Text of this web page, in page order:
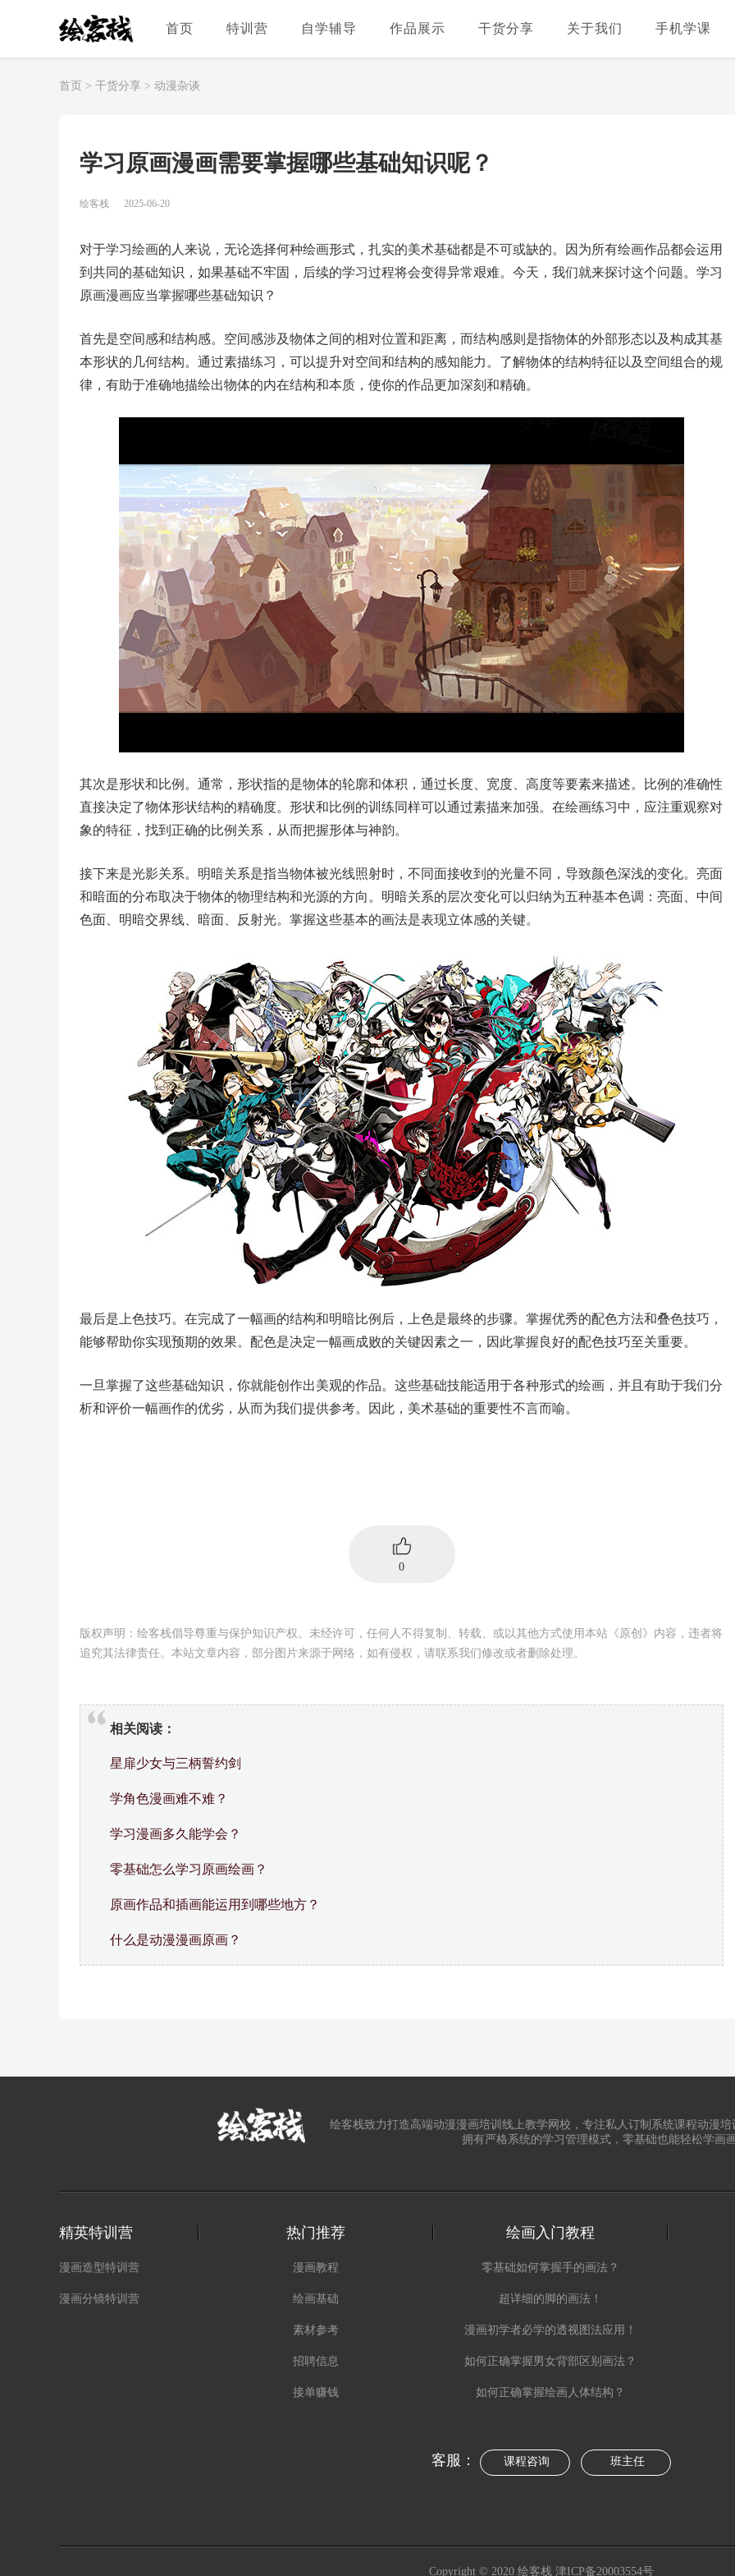
首页 特训营 自学辅导 作品展示 干货分享 关于我们 手机学课
首页 > 干货分享 > 动漫杂谈
学习原画漫画需要掌握哪些基础知识呢？
绘客栈 2025-06-20
对于学习绘画的人来说，无论选择何种绘画形式，扎实的美术基础都是不可或缺的。因为所有绘画作品都会运用
到共同的基础知识，如果基础不牢固，后续的学习过程将会变得异常艰难。今天，我们就来探讨这个问题。学习
原画漫画应当掌握哪些基础知识？
首先是空间感和结构感。空间感涉及物体之间的相对位置和距离，而结构感则是指物体的外部形态以及构成其基
本形状的几何结构。通过素描练习，可以提升对空间和结构的感知能力。了解物体的结构特征以及空间组合的规
律，有助于准确地描绘出物体的内在结构和本质，使你的作品更加深刻和精确。
其次是形状和比例。通常，形状指的是物体的轮廓和体积，通过长度、宽度、高度等要素来描述。比例的准确性
直接决定了物体形状结构的精确度。形状和比例的训练同样可以通过素描来加强。在绘画练习中，应注重观察对
象的特征，找到正确的比例关系，从而把握形体与神韵。
接下来是光影关系。明暗关系是指当物体被光线照射时，不同面接收到的光量不同，导致颜色深浅的变化。亮面
和暗面的分布取决于物体的物理结构和光源的方向。明暗关系的层次变化可以归纳为五种基本色调：亮面、中间
色面、明暗交界线、暗面、反射光。掌握这些基本的画法是表现立体感的关键。
最后是上色技巧。在完成了一幅画的结构和明暗比例后，上色是最终的步骤。掌握优秀的配色方法和叠色技巧，
能够帮助你实现预期的效果。配色是决定一幅画成败的关键因素之一，因此掌握良好的配色技巧至关重要。
一旦掌握了这些基础知识，你就能创作出美观的作品。这些基础技能适用于各种形式的绘画，并且有助于我们分
析和评价一幅画作的优劣，从而为我们提供参考。因此，美术基础的重要性不言而喻。
0
版权声明：绘客栈倡导尊重与保护知识产权。未经许可，任何人不得复制、转载、或以其他方式使用本站《原创》内容，违者将
追究其法律责任。本站文章内容，部分图片来源于网络，如有侵权，请联系我们修改或者删除处理。
相关阅读：
星扉少女与三柄誓约剑
学角色漫画难不难？
学习漫画多久能学会？
零基础怎么学习原画绘画？
原画作品和插画能运用到哪些地方？
什么是动漫漫画原画？
绘客栈致力打造高端动漫漫画培训线上教学网校，专注私人订制系统课程动漫
拥有严格系统的学习管理模式，零基础也能轻松学画
精英特训营
漫画造型特训营
漫画分镜特训营
热门推荐
漫画教程
绘画基础
素材参考
招聘信息
接单赚钱
绘画入门教程
零基础如何掌握手的画法？
超详细的脚的画法！
漫画初学者必学的透视图法应用！
如何正确掌握男女背部区别画法？
如何正确掌握绘画人体结构？
客服： 课程咨询 班主任
Copyright © 2020 绘客栈 津ICP备20003554号